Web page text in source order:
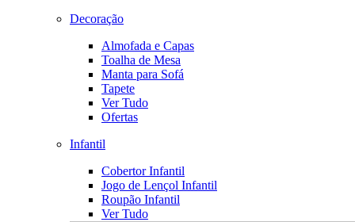
Decoração
Almofada e Capas
Toalha de Mesa
Manta para Sofá
Tapete
Ver Tudo
Ofertas
Infantil
Cobertor Infantil
Jogo de Lençol Infantil
Roupão Infantil
Ver Tudo